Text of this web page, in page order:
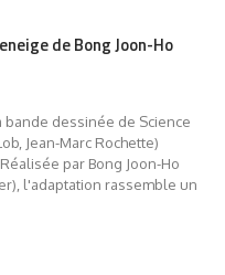
de Bong Joon-Ho
dessinée de Science
Jean-Marc Rochette)
par Bong Joon-Ho
l'adaptation rassemble un